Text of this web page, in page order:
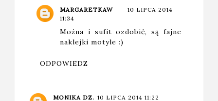
MARGARETKAW
10 LIPCA 2014
11:34
Można i sufit ozdobić, są fajne
naklejki motyle :)
ODPOWIEDZ
MONIKA DZ. 10 LIPCA 2014 11:22